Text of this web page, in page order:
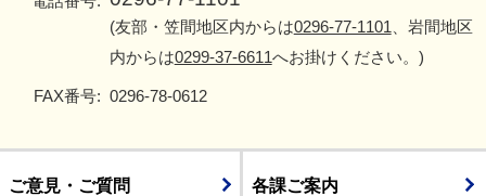
(友部・笠間地区内からは0296-77-1101 、岩間地区
内からは0299-37-6611へお掛けください。)
FAX番号: 0296-78-0612
ご意見・ご質問 各課ご案内